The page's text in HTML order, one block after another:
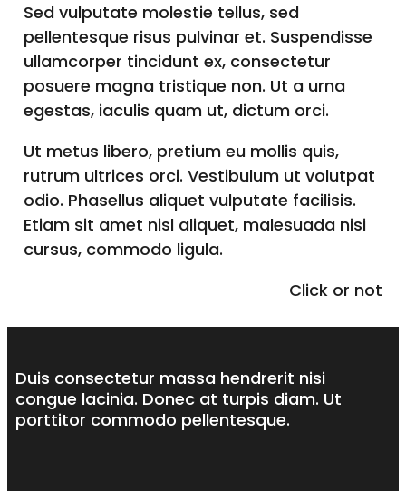
Sed vulputate molestie tellus, sed
pellentesque risus pulvinar et. Suspendisse
ullamcorper tincidunt ex, consectetur
posuere magna tristique non. Ut a urna
egestas, iaculis quam ut, dictum orci.
Ut metus libero, pretium eu mollis quis,
rutrum ultrices orci. Vestibulum ut volutpat
odio. Phasellus aliquet vulputate facilisis.
Etiam sit amet nisl aliquet, malesuada nisi
cursus, commodo ligula.
Click or not
Duis consectetur massa hendrerit nisi
congue lacinia. Donec at turpis diam. Ut
porttitor commodo pellentesque.